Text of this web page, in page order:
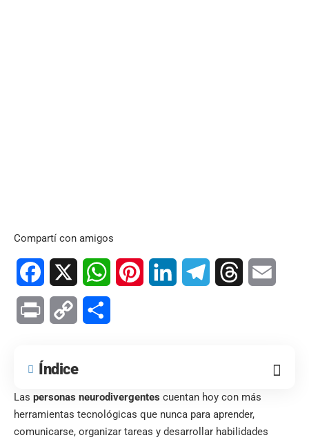
Compartí con amigos
Facebook WhatsAppPinterest LinkedIn TelegramThreads
Print Copy
Índice
Las personas neurodivergentes cuentan hoy con más
herramientas tecnológicas que nunca para aprender,
comunicarse, organizar tareas y desarrollar habilidades